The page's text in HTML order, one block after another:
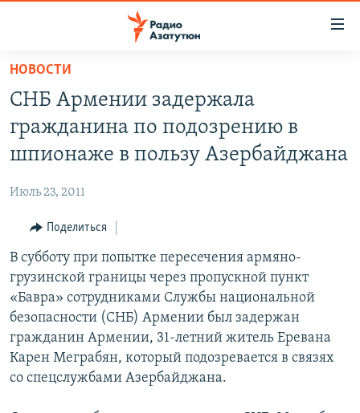
Перейти
основному
содержанию
Перейти
основной
Перейти
поиску
НОВОСТИ
ПОЛИТИКА
ЭКОНОМИКА
РЕГИОН
НАГОРНЫЙ КАРАБАХ
КУЛЬТУРА
СПОРТ
АРХИВ
Հայերեն
НОВОСТИ
СНБ Армении задержала
гражданина по подозрению в
шпионаже в пользу Азербайджана
Июль 23, 2011
Поделиться
В субботу при попытке пересечения армяно-
грузинской границы через пропускной пункт
«Бавра» сотрудниками Службы национальной
безопасности (СНБ) Армении был задержан
гражданин Армении, 31-летний житель Еревана
Карен Меграбян, который подозревается в связях
со спецслужбами Азербайджана.